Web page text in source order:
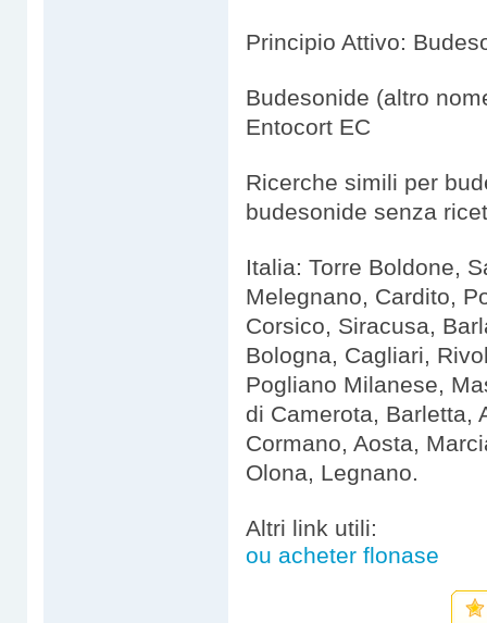
Principio Attivo:
Budesonide (altro
Entocort EC
Ricerche simili per
budesonide senza
Italia: Torre Boldone,
Melegnano, Cardito,
Corsico, Siracusa,
Bologna, Cagliari,
Pogliano Milanese,
di Camerota, Barletta,
Cormano, Aosta,
Olona, Legnano.
Altri link utili:
ou acheter flonase